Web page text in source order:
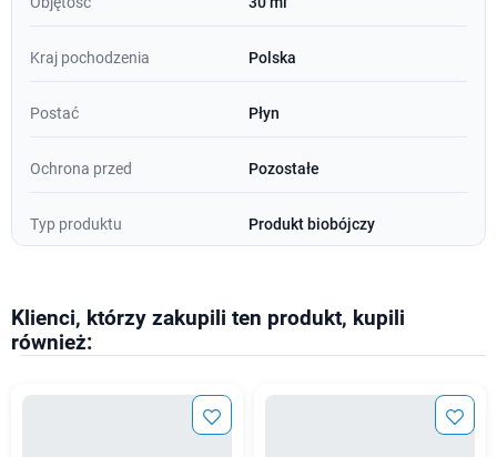
Kraj pochodzenia Polska
Postać Płyn
Ochrona przed Pozostałe
Typ produktu Produkt biobójczy
Klienci, którzy zakupili ten produkt, kupili
również: